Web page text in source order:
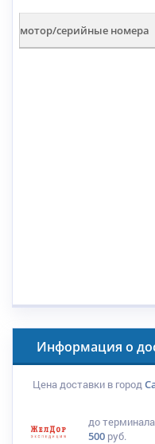
мотор/серийные номера
Информация о
Цена доставки в город
до терминала
500 руб.